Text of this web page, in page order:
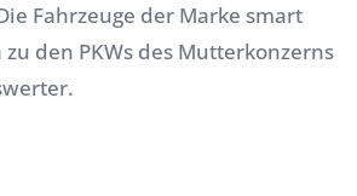
Fahrzeuge der Marke smart
den PKWs des Mutterkonzerns